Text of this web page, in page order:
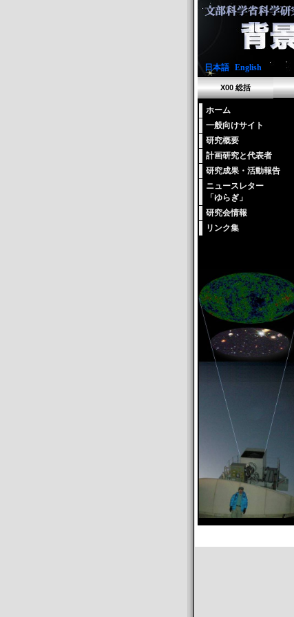
日本語| English
X00 総括
ホーム
一般向けサイト
研究概要
計画研究と代表者
研究成果・活動報告
ニュースレター
「ゆらぎ」
研究会情報
リンク集